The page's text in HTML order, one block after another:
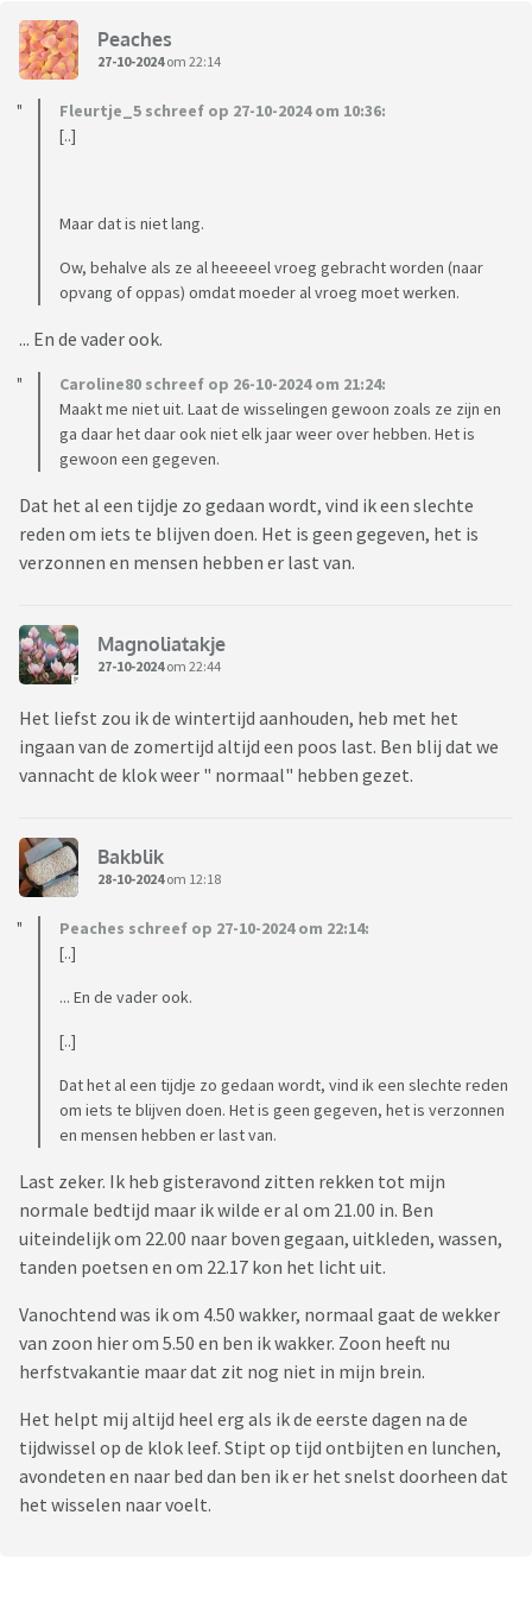
https://scientias.nl/de-wintertijd-staat-voor-de-deur-en-
als-het-aan-slaapexperts-ligt-is-dit-de-laatste-keer-dat-
we-de-klok-verzetten/
Peaches
27-10-2024om 22:14
Fleurtje_5 schreef op 27-10-2024 om 10:36:
[..]
Maar dat is niet lang.
Ow, behalve als ze al heeeeel vroeg gebracht worden (naar
opvang of oppas) omdat moeder al vroeg moet werken.
... En de vader ook.
Caroline80 schreef op 26-10-2024 om 21:24:
Maakt me niet uit. Laat de wisselingen gewoon zoals ze zijn en
ga daar het daar ook niet elk jaar weer over hebben. Het is
gewoon een gegeven.
Dat het al een tijdje zo gedaan wordt, vind ik een slechte
reden om iets te blijven doen. Het is geen gegeven, het is
verzonnen en mensen hebben er last van.
Magnoliatakje
27-10-2024om 22:44
Het liefst zou ik de wintertijd aanhouden, heb met het
ingaan van de zomertijd altijd een poos last. Ben blij dat we
vannacht de klok weer " normaal" hebben gezet.
Bakblik
28-10-2024om 12:18
Peaches schreef op 27-10-2024 om 22:14:
[..]
... En de vader ook.
[..]
Dat het al een tijdje zo gedaan wordt, vind ik een slechte reden
om iets te blijven doen. Het is geen gegeven, het is verzonnen
en mensen hebben er last van.
Last zeker. Ik heb gisteravond zitten rekken tot mijn
normale bedtijd maar ik wilde er al om 21.00 in. Ben
uiteindelijk om 22.00 naar boven gegaan, uitkleden, wassen,
tanden poetsen en om 22.17 kon het licht uit.
Vanochtend was ik om 4.50 wakker, normaal gaat de wekker
van zoon hier om 5.50 en ben ik wakker. Zoon heeft nu
herfstvakantie maar dat zit nog niet in mijn brein.
Het helpt mij altijd heel erg als ik de eerste dagen na de
tijdwissel op de klok leef. Stipt op tijd ontbijten en lunchen,
avondeten en naar bed dan ben ik er het snelst doorheen dat
het wisselen naar voelt.